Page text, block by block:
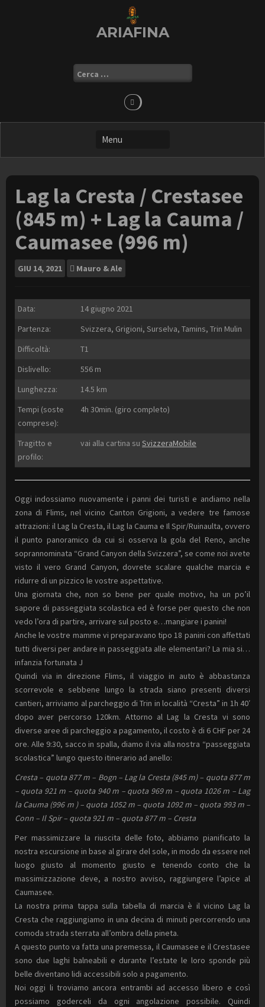
ARIAFINA
Ricerca
per:
Lag la Cresta / Crestasee
(845 m) + Lag la Cauma /
Caumasee (996 m)
GIU 14, 2021 Mauro & Ale
Data:
14 giugno 2021
Partenza:
Svizzera, Grigioni, Surselva, Tamins, Trin Mulin
Difficoltà:
T1
Dislivello:
556 m
Lunghezza:
14.5 km
Tempi (soste
comprese):
4h 30min. (giro completo)
Tragitto e
profilo:
vai alla cartina su SvizzeraMobile
Oggi indossiamo nuovamente i panni dei turisti e andiamo nella
zona di Flims, nel vicino Canton Grigioni, a vedere tre famose
attrazioni: il Lag la Cresta, il Lag la Cauma e Il Spir/Ruinaulta, ovvero
il punto panoramico da cui si osserva la gola del Reno, anche
soprannominata “Grand Canyon della Svizzera”, se come noi avete
visto il vero Grand Canyon, dovrete scalare qualche marcia e
ridurre di un pizzico le vostre aspettative.
Una giornata che, non so bene per quale motivo, ha un po’il
sapore di passeggiata scolastica ed è forse per questo che non
vedo l’ora di partire, arrivare sul posto e…mangiare i panini!
Anche le vostre mamme vi preparavano tipo 18 panini con affettati
tutti diversi per andare in passeggiata alle elementari? La mia si…
infanzia fortunata J
Quindi via in direzione Flims, il viaggio in auto è abbastanza
scorrevole e sebbene lungo la strada siano presenti diversi
cantieri, arriviamo al parcheggio di Trin in località “Cresta” in 1h 40′
dopo aver percorso 120km. Attorno al Lag la Cresta vi sono
diverse aree di parcheggio a pagamento, il costo è di 6 CHF per 24
ore. Alle 9:30, sacco in spalla, diamo il via alla nostra “passeggiata
scolastica” lungo questo itinerario ad anello:
Cresta – quota 877 m – Bogn – Lag la Cresta (845 m) – quota 877 m
– quota 921 m – quota 940 m – quota 969 m – quota 1026 m – Lag
la Cauma (996 m ) – quota 1052 m – quota 1092 m – quota 993 m –
Conn – Il Spir – quota 921 m – quota 877 m – Cresta
Per massimizzare la riuscita delle foto, abbiamo pianificato la
nostra escursione in base al girare del sole, in modo da essere nel
luogo giusto al momento giusto e tenendo conto che la
massimizzazione deve, a nostro avviso, raggiungere l’apice al
Caumasee.
La nostra prima tappa sulla tabella di marcia è il vicino Lag la
Cresta che raggiungiamo in una decina di minuti percorrendo una
comoda strada sterrata all’ombra della pineta.
A questo punto va fatta una premessa, il Caumasee e il Crestasee
sono due laghi balneabili e durante l’estate le loro sponde più
belle diventano lidi accessibili solo a pagamento.
Noi oggi li troviamo ancora entrambi ad accesso libero e così
possiamo goderceli da ogni angolazione possibile. Quindi